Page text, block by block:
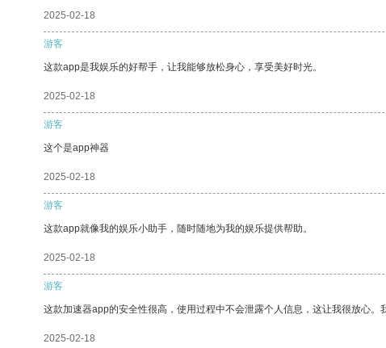
2025-02-18
游客
这款app是我娱乐的好帮手，让我能够放松身心，享受美好时光。
2025-02-18
游客
这个是app神器
2025-02-18
游客
这款app就像我的娱乐小助手，随时随地为我的娱乐提供帮助。
2025-02-18
游客
这款加速器app的安全性很高，使用过程中不会泄露个人信息，这让我很放心
2025-02-18